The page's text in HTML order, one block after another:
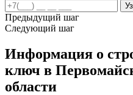
Предыдущий шаг
Следующий шаг
Информация о
ключ в
области